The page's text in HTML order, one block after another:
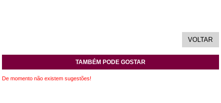
TAMBÉM PODE GOSTAR
De momento não existem sugestões!